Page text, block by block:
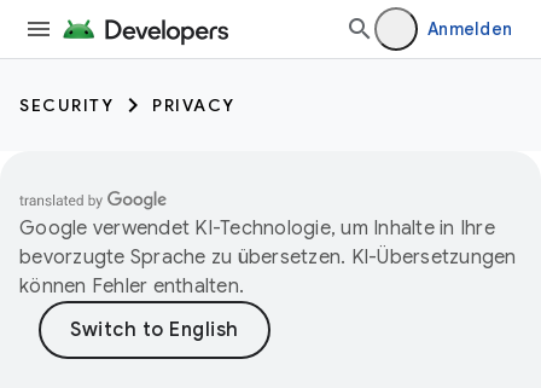
Anmelden
SECURITY PRIVACY
Google verwendet KI-Technologie, um Inhalte in Ihre
bevorzugte Sprache zu übersetzen. KI-Übersetzungen
können Fehler enthalten.